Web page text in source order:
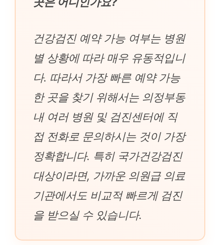
건강검진 예약 가능 여부는 병원
별 상황에 따라 매우 유동적입니
다. 따라서 가장 빠른 예약 가능
한 곳을 찾기 위해서는 의정부동
내 여러 병원 및 검진센터에 직
접 전화로 문의하시는 것이 가장
정확합니다. 특히 국가건강검진
대상이라면, 가까운 의원급 의료
기관에서도 비교적 빠르게 검진
을 받으실 수 있습니다.